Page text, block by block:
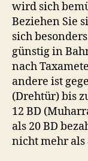
wird sich
Beziehen Sie
sich
günstig in
nach
andere ist
(Drehtür) bis
12 BD
als 20 BD
nicht mehr als